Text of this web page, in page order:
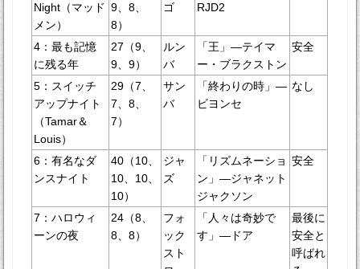
Night（マッド
メン）
9、8、
8）
ゴ
RJD2
4：最も記憶
に残る年
27（9、
9、9）
ルン
バ
「王」—テイマ
ー・ブラクストン
安全
5：スイッチ
アップナイト
（Tamar＆
Louis）
29（7、
7、8、
7）
サン
バ
「終わりの時」—
ビヨンセ
なし
6：有名なダ
ンスナイト
40（10、
10、10、
10）
ジャ
ズ
「リズムネーショ
ン」—ジャネット
ジャクソン
安全
7：ハロウィ
ーンの夜
24（8、
8、8）
フォ
ック
スト
「人々は奇妙で
す」—ドア
最後に
安全と
呼ばれ